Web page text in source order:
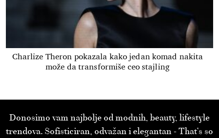
Charlize Theron pokazala kako jedan komad nakita
može da transformiše ceo stajling
Donosimo vam najbolje od modnih, beauty, lifestyle
trendova. Sofisticiran, odvažan i elegantan - That’s so